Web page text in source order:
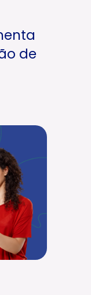
de